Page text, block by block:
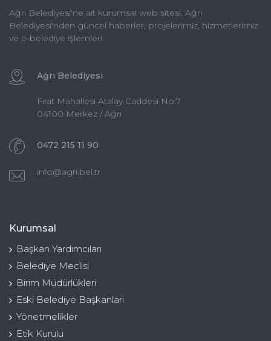
Ağrı Belediyesi'ne ait kurumsal web sitesi. Ağrı
Belediyesi'nden güncel haberler, projelerimiz, hizmetlerimiz
ve e-belediye işlemleri
Ağrı Belediyesi
Fırat Mahallesi Atalay Caddesi No:7
04100 Merkez / Ağrı
0472 215 11 90
info@agri.bel.tr
Kurumsal
Başkan Yardımcıları
Belediye Meclisi
Birim Müdürlükleri
Eski Belediye Başkanları
Yönetmelikler
Etik Kurulu